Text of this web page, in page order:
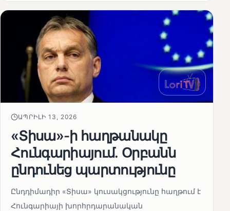
ԱՊՐԻԼԻ 13, 2026
«Տիսա»-ի հաղթանակը
Հունգարիայում․ Օրբանն
ընդունեց պարտությունը
Ընդդիմադիր «Տիսա» կուսակցությունը հաղթում է
Հունգարիայի խորհրդարանական